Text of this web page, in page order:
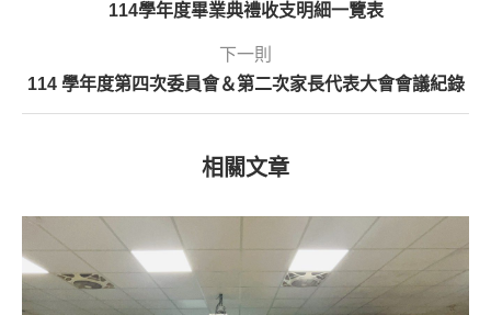
114學年度畢業典禮收支明細一覽表
下一則
114 學年度第四次委員會＆第二次家長代表大會會議紀錄
相關文章